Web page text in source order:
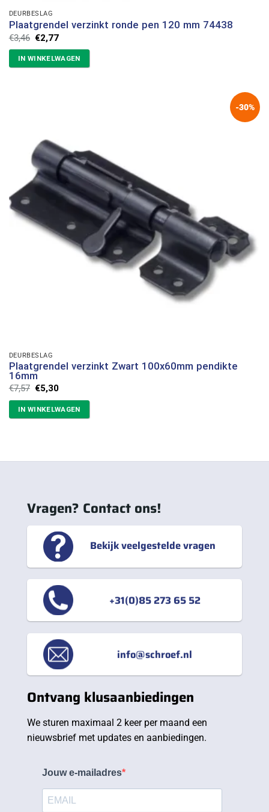
DEURBESLAG
Plaatgrendel verzinkt ronde pen 120 mm 74438
€3,46 Oorspronkelijke
prijs
was:
€3,46.
€2,77Huidige
is:
€2,77.
IN WINKELWAGEN
-30%
DEURBESLAG
Plaatgrendel verzinkt Zwart 100x60mm pendikte
16mm
€7,57 Oorspronkelijke
prijs
was:
€7,57.
€5,30Huidige
is:
€5,30.
IN WINKELWAGEN
Vragen? Contact ons!
Bekijk veelgestelde vragen
+31(0)85 273 65 52
info@schroef.nl
Ontvang klusaanbiedingen
We sturen maximaal 2 keer per maand een
nieuwsbrief met updates en aanbiedingen.
Jouw e-mailadres